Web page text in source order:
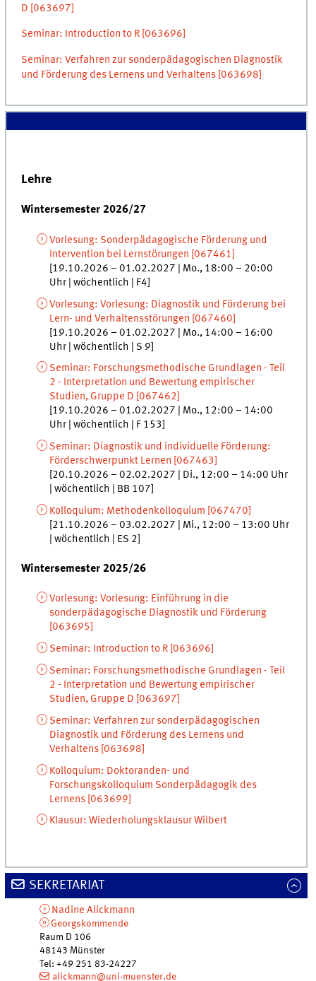
D [063697]
Seminar: Introduction to R [063696]
Seminar: Verfahren zur sonderpädagogischen Diagnostik
und Förderung des Lernens und Verhaltens [063698]
Lehre
Wintersemester 2026/27
Vorlesung: Sonderpädagogische Förderung und
Intervention bei Lernstörungen [067461]
19.10.2026 –01.02.2027 Mo., 18:00 – 20:00
Uhr |wöchentlich F4
Vorlesung: Vorlesung: Diagnostik und Förderung bei
Lern- und Verhaltensstörungen [067460]
[19.10.2026 –01.02.2027 Mo., 14:00 – 16:00
Uhr |wöchentlich S 9]
Seminar: Forschungsmethodische Grundlagen - Teil
2 - Interpretation und Bewertung empirischer
Studien, Gruppe D [067462]
19.10.2026 –01.02.2027 Mo., 12:00 – 14:00
Uhr |wöchentlich F 153
Seminar: Diagnostik und individuelle Förderung:
Förderschwerpunkt Lernen [067463]
20.10.2026 –02.02.2027 Di., 12:00 – 14:00 Uhr
|wöchentlich BB 107
Kolloquium: Methodenkolloquium 067470]
21.10.2026 –03.02.2027 Mi., 12:00 – 13:00 Uhr
|wöchentlich ES 2
Wintersemester 2025/26
Vorlesung: Vorlesung: Einführung in die
sonderpädagogische Diagnostik und Förderung
[063695]
Seminar: Introduction to R 063696]
Seminar: Forschungsmethodische Grundlagen - Teil
2 - Interpretation und Bewertung empirischer
Studien, Gruppe D [063697]
Seminar: Verfahren zur sonderpädagogischen
Diagnostik und Förderung des Lernens und
Verhaltens [063698]
Kolloquium: Doktoranden- und
Forschungskolloquium Sonderpädagogik des
Lernens [063699]
Klausur: Wiederholungsklausur Wilbert
SEKRETARIAT
Nadine Alickmann
Georgskommende
Raum D 106
48143 Münster
Tel:+49 251 83-24227
alickmann@uni-muenster.de